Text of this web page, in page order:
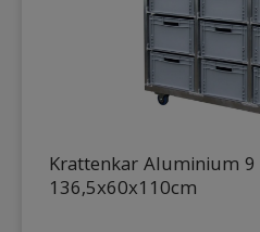
Krattenkar Aluminium
136,5x60x110cm